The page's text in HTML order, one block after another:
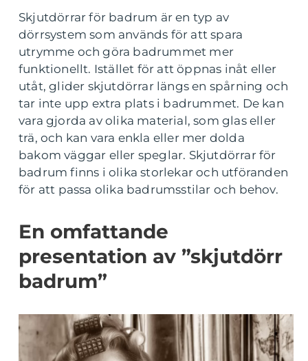
Skjutdörrar för badrum är en typ av
dörrsystem som används för att spara
utrymme och göra badrummet mer
funktionellt. Istället för att öppnas inåt eller
utåt, glider skjutdörrar längs en spårning och
tar inte upp extra plats i badrummet. De kan
vara gjorda av olika material, som glas eller
trä, och kan vara enkla eller mer dolda
bakom väggar eller speglar. Skjutdörrar för
badrum finns i olika storlekar och utföranden
för att passa olika badrumsstilar och behov.
En omfattande
presentation av ”skjutdörr
badrum”